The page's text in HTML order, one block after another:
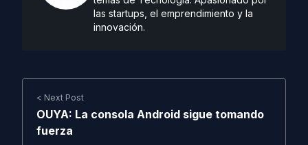
las startups, el emprendimiento y la
innovación.
< Next Post
OUYA: La consola Android sigue tomando
fuerza